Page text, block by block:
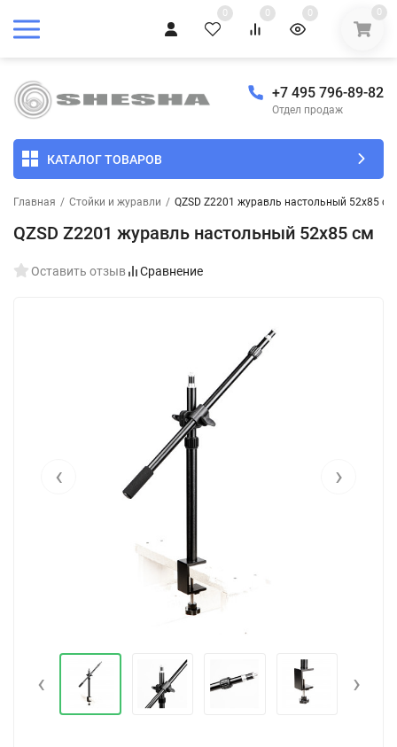
0 0 0 0
+7 495 796-89-82
Отдел продаж
КАТАЛОГ ТОВАРОВ
Главная / Стойки и журавли / QZSD Z2201 журавль настольный 52х85 см
QZSD Z2201 журавль настольный 52х85 см
Оставить отзыв Сравнение
‹ ›
‹ ›